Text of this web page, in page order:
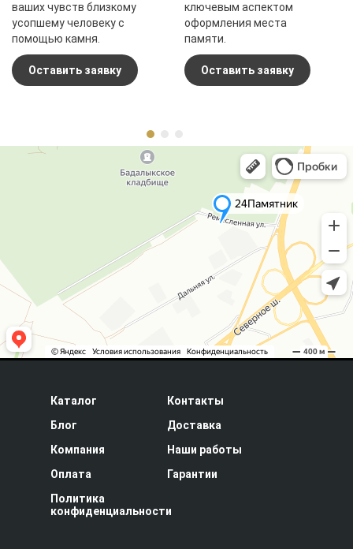
ваших чувств близкому
усопшему человеку с
помощью камня.
Оставить заявку
ключевым аспектом
оформления места
памяти.
Оставить заявку
Каталог
Контакты
Блог
Доставка
Компания
Наши работы
Оплата
Гарантии
Политика
конфиденциальности